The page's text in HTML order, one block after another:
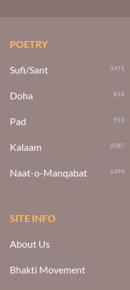
POETRY
Sufi/Sant 3471
Doha 818
Pad 913
Kalaam 2087
Naat-o-Manqabat 6394
SITE INFO
About Us
Bhakti Movement